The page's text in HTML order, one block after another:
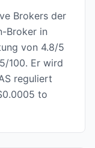
Brokers der
Broker in
von 4.8/5
100. Er wird
reguliert
to